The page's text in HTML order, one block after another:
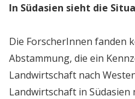
In Südasien sieht die
Die ForscherInnen fanden
Abstammung, die ein
Landwirtschaft nach
Landwirtschaft in